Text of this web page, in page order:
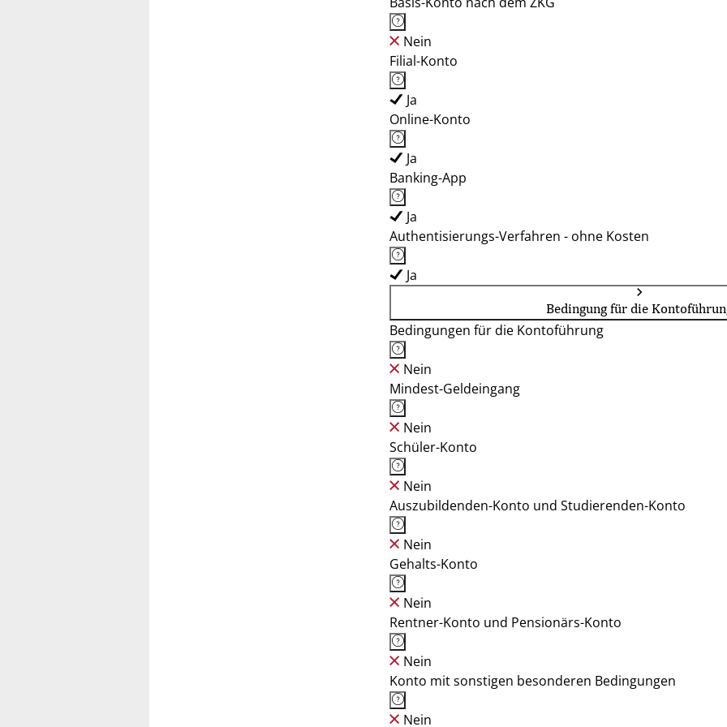
Nein
Filial-Konto
Ja
Online-Konto
Ja
Banking-App
Ja
Authentisierungs-Verfahren - ohne Kosten
Ja
Bedingung für die
Bedingungen für die Kontoführung
Nein
Mindest-Geldeingang
Nein
Schüler-Konto
Nein
Auszubildenden-Konto und Studierenden-Konto
Nein
Gehalts-Konto
Nein
Rentner-Konto und Pensionärs-Konto
Nein
Konto mit sonstigen besonderen Bedingungen
Nein